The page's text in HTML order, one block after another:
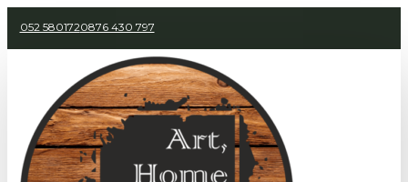
052 5801720876 430 797